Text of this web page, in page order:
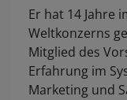
Er hat 14 Jahre
Weltkonzerns
Mitglied des
Erfahrung im
Marketing und